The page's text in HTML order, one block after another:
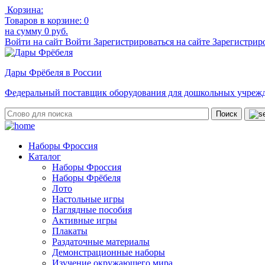
Корзина:
Товаров в корзине: 0
на сумму 0 руб.
Войти на сайт Войти Зарегистрироваться на сайте
Дары Фрёбеля в России
Федеральный поставщик оборудования для дошкольных
Наборы Фроссия
Каталог
Наборы Фроссия
Наборы Фрёбеля
Лото
Настольные игры
Наглядные пособия
Активные игры
Плакаты
Раздаточные материалы
Демонстрационные наборы
Изучение окружающего мира